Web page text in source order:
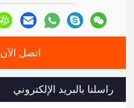
اتصل الآن
راسلنا بالبريد الإلكتروني